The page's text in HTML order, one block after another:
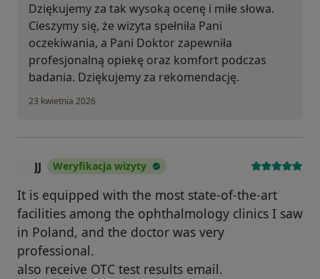
Dziękujemy za tak wysoką ocenę i miłe słowa.
Cieszymy się, że wizyta spełniła Pani
oczekiwania, a Pani Doktor zapewniła
profesjonalną opiekę oraz komfort podczas
badania. Dziękujemy za rekomendację.
23 kwietnia 2026
JJ Weryfikacja wizyty
It is equipped with the most state-of-the-art
facilities among the ophthalmology clinics I saw
in Poland, and the doctor was very
professional.
also receive OTC test results email.